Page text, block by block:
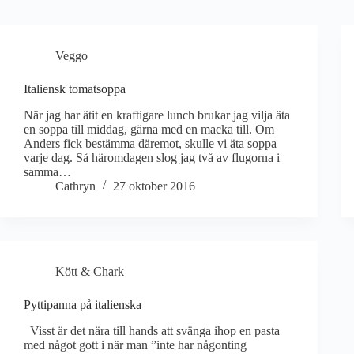
Veggo
Italiensk tomatsoppa
När jag har ätit en kraftigare lunch brukar jag vilja äta
en soppa till middag, gärna med en macka till. Om
Anders fick bestämma däremot, skulle vi äta soppa
varje dag. Så häromdagen slog jag två av flugorna i
samma…
Cathryn
27 oktober 2016
Kött & Chark
Pyttipanna på italienska
Visst är det nära till hands att svänga ihop en pasta
med något gott i när man ”inte har någonting